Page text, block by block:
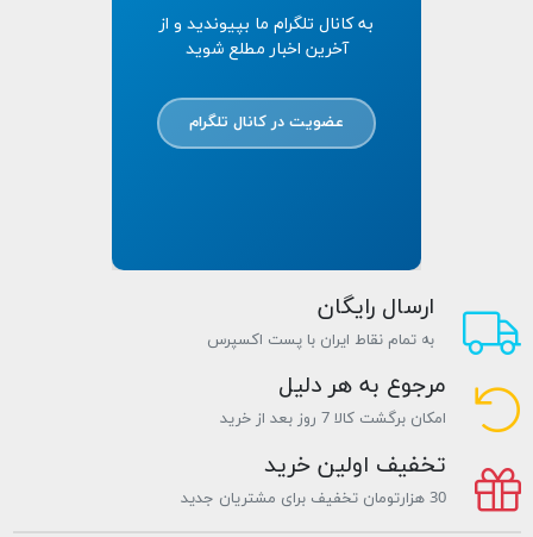
به کانال تلگرام ما بپیوندید و از
آخرین اخبار مطلع شوید
عضویت در کانال تلگرام
ارسال رایگان
به تمام نقاط ایران با پست اکسپرس
مرجوع به هر دلیل
امکان برگشت کالا 7 روز بعد از خرید
تخفیف اولین خرید
30 هزارتومان تخفیف برای مشتریان جدید